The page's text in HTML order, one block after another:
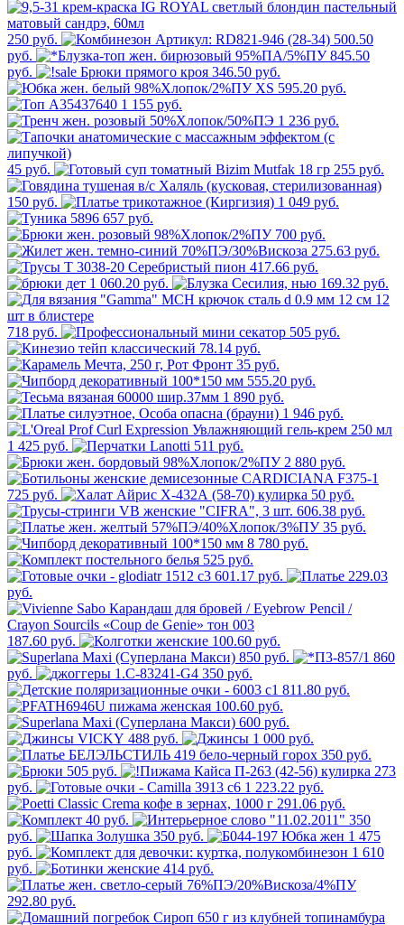
250 руб.
500.50
руб.
845.50
руб.
346.50 руб.
595.20 руб.
1 155 руб.
1 236 руб.
45 руб. 255 руб.
150 руб.
1 049 руб.
657 руб.
700 руб.
275.63 руб.
417.66 руб.
1 060.20 руб.
169.32 руб.
718 руб.
505 руб.
78.14 руб.
35 руб.
555.20 руб.
1 890 руб.
1 946 руб.
1 425 руб.
511 руб.
2 880 руб.
725 руб.
50 руб.
606.38 руб.
35 руб.
8 780 руб.
525 руб.
601.17 руб.
229.03
руб.
187.60 руб.
100.60 руб.
850 руб.
860
руб.
350 руб.
811.80 руб.
100.60 руб.
600 руб.
488 руб.
1 000 руб.
350 руб.
505 руб.
273
руб.
1 223.22 руб.
291.06 руб.
40 руб.
350
руб.
350 руб.
1 475
руб.
1 610
руб.
414 руб.
292.80 руб.